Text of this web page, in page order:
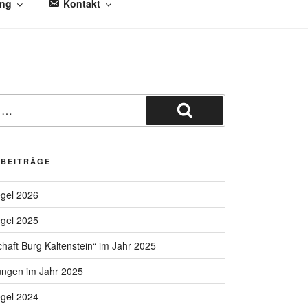
Kontakt
Suchen
2026
2025
Burg Kaltenstein“ im Jahr 2025
im Jahr 2025
2024